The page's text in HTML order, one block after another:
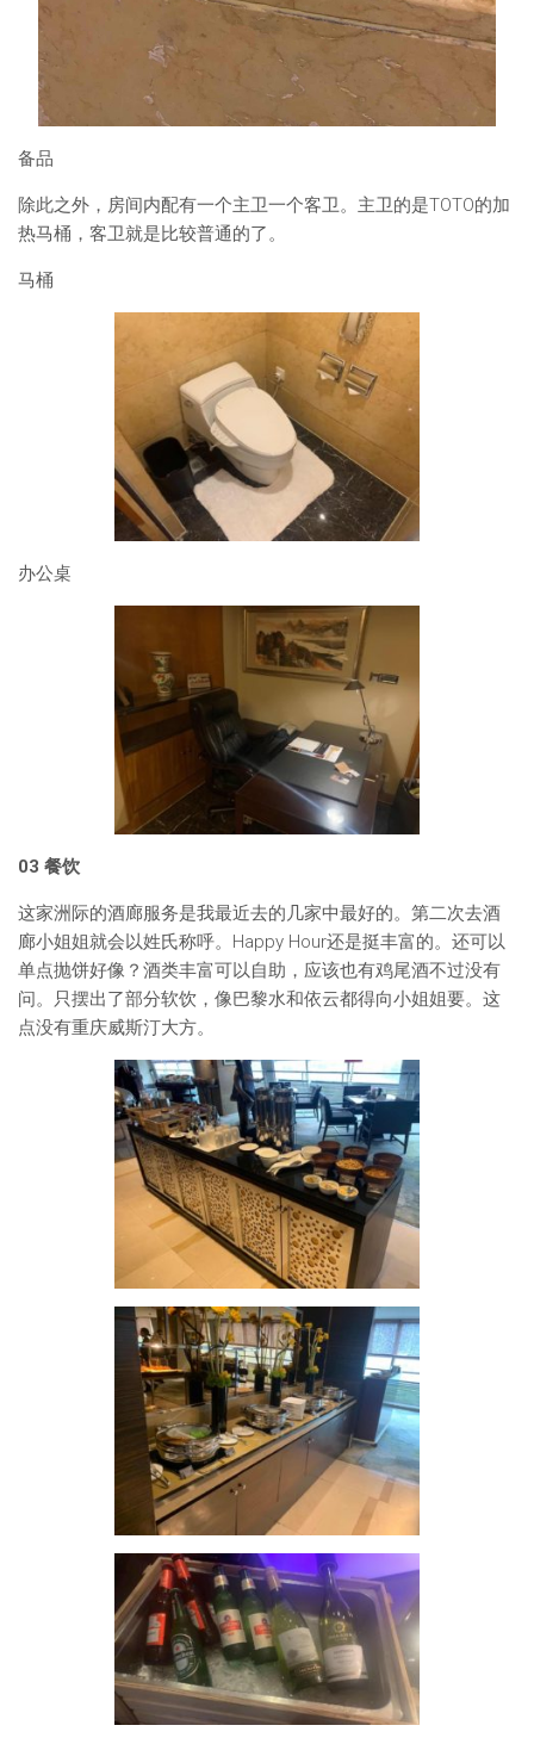
备品
除此之外，房间内配有一个主卫一个客卫。主卫的是TOTO的加
热马桶，客卫就是比较普通的了。
马桶
办公桌
03 餐饮
这家洲际的酒廊服务是我最近去的几家中最好的。第二次去酒
廊小姐姐就会以姓氏称呼。Happy Hour还是挺丰富的。还可以
单点抛饼好像？酒类丰富可以自助，应该也有鸡尾酒不过没有
问。只摆出了部分软饮，像巴黎水和依云都得向小姐姐要。这
点没有重庆威斯汀大方。